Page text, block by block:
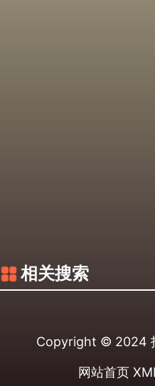
相关搜索
Copyright © 2024
网站首页